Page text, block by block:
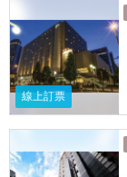
線上訂票